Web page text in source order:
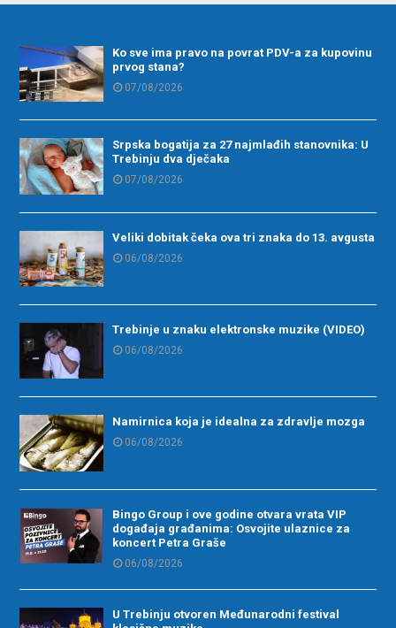
Ko sve ima pravo na povrat PDV-a za kupovinu
prvog stana?
07/08/2026
Srpska bogatija za 27 najmlađih stanovnika: U
Trebinju dva dječaka
07/08/2026
Veliki dobitak čeka ova tri znaka do 13. avgusta
06/08/2026
Trebinje u znaku elektronske muzike (VIDEO)
06/08/2026
Namirnica koja je idealna za zdravlje mozga
06/08/2026
Bingo Group i ove godine otvara vrata VIP
događaja građanima: Osvojite ulaznice za
koncert Petra Graše
06/08/2026
U Trebinju otvoren Međunarodni festival